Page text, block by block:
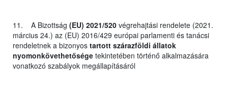
11. A Bizottság (EU) 2021/520 végrehajtási rendelete (2021.
március 24.) az (EU) 2016/429 európai parlamenti és tanácsi
rendeletnek a bizonyos tartott szárazföldi állatok
nyomonkövethetősége tekintetében történő alkalmazására
vonatkozó szabályok megállapításáról